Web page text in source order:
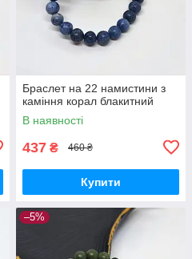
Браслет на 22 намистини з
каміння корал блакитний
В наявності
437 ₴ 460 ₴
Купити
–5%